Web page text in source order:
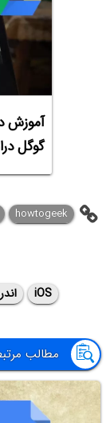
آموزش
گوگل
howtogeek
iOS
مطالب